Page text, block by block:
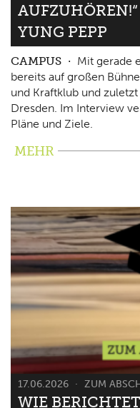
YUNG PEPP
CAMPUS
Mit gerade
bereits auf großen
und Kraftklub und
Dresden. Im Interview
Pläne und Ziele.
MEHR
17.06.2026 ZUM
WIE